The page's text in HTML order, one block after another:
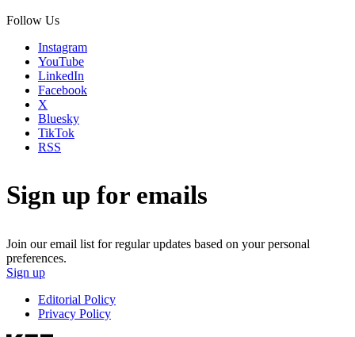
Follow Us
Instagram
YouTube
LinkedIn
Facebook
X
Bluesky
TikTok
RSS
Sign up for emails
Join our email list for regular updates based on your personal
preferences.
Sign up
Editorial Policy
Privacy Policy